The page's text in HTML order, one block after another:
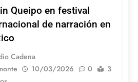
Queipo en festival
de narración en
Cadena
10/03/2026 0
3